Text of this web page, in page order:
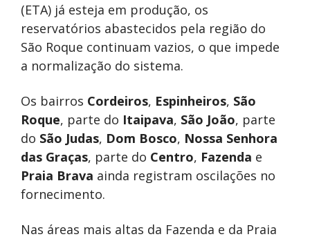
(ETA) já esteja em produção, os
reservatórios abastecidos pela região do
São Roque continuam vazios, o que impede
a normalização do sistema.
Os bairros Cordeiros, Espinheiros, São
Roque, parte do Itaipava, São João, parte
do São Judas, Dom Bosco, Nossa Senhora
das Graças, parte do Centro, Fazenda e
Praia Brava ainda registram oscilações no
fornecimento.
Nas áreas mais altas da Fazenda e da Praia